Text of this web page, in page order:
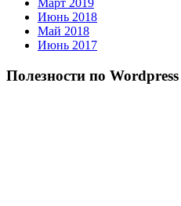
Март 2019
Июнь 2018
Май 2018
Июнь 2017
Полезности по Wordpress